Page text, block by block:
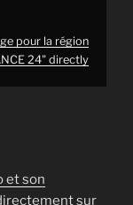
pour la région
24" directly
et son
sur